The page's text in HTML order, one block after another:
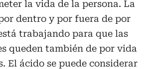
la vida de la persona. La
dentro y por fuera de por
trabajando para que las
queden también de por vida
El ácido se puede considerar